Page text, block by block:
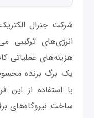
شرکت جنرال
انرژی‌های ترکیبی
هزینه‌های عملیاتی
یک برگ برنده
با استفاده از
ساخت نیروگاه‌های